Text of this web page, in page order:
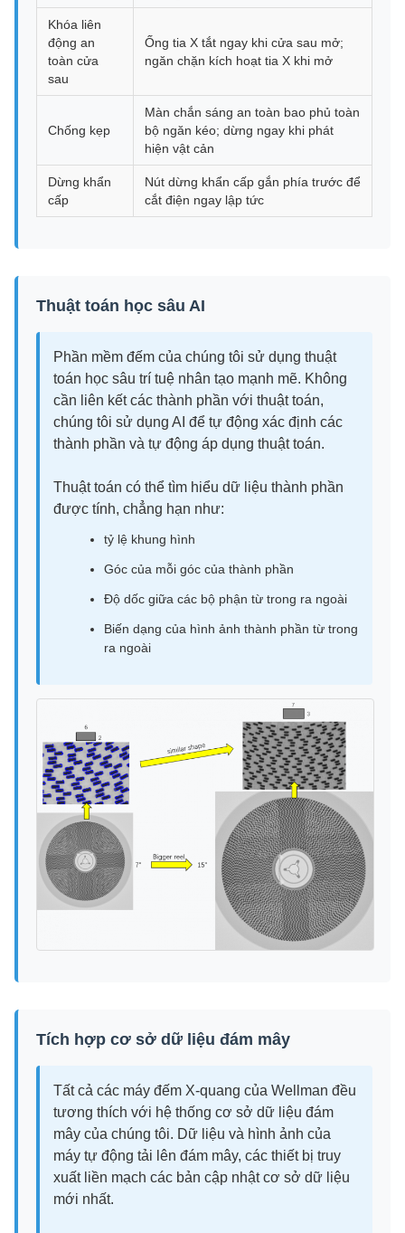
Khóa liên
động an
toàn cửa
sau
Ống tia X tắt ngay khi cửa sau mở;
ngăn chặn kích hoạt tia X khi mở
Chống kẹp
Màn chắn sáng an toàn bao phủ toàn
bộ ngăn kéo; dừng ngay khi phát
hiện vật cản
Dừng khẩn
cấp
Nút dừng khẩn cấp gắn phía trước để
cắt điện ngay lập tức
Thuật toán học sâu AI
Phần mềm đếm của chúng tôi sử dụng thuật
toán học sâu trí tuệ nhân tạo mạnh mẽ. Không
cần liên kết các thành phần với thuật toán,
chúng tôi sử dụng AI để tự động xác định các
thành phần và tự động áp dụng thuật toán.
Thuật toán có thể tìm hiểu dữ liệu thành phần
được tính, chẳng hạn như:
tỷ lệ khung hình
Góc của mỗi góc của thành phần
Độ dốc giữa các bộ phận từ trong ra ngoài
Biến dạng của hình ảnh thành phần từ trong
ra ngoài
Tích hợp cơ sở dữ liệu đám mây
Tất cả các máy đếm X-quang của Wellman đều
tương thích với hệ thống cơ sở dữ liệu đám
mây của chúng tôi. Dữ liệu và hình ảnh của
máy tự động tải lên đám mây, các thiết bị truy
xuất liền mạch các bản cập nhật cơ sở dữ liệu
mới nhất.